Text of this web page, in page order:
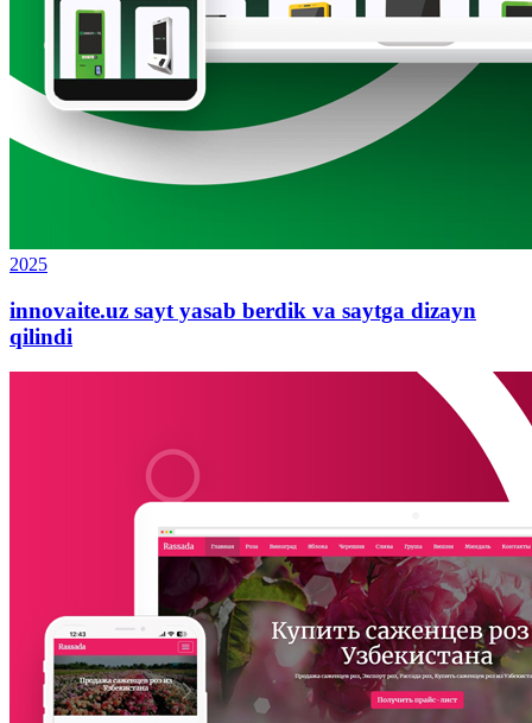
2025
innovaite.uz sayt yasab berdik va saytga dizayn
qilindi